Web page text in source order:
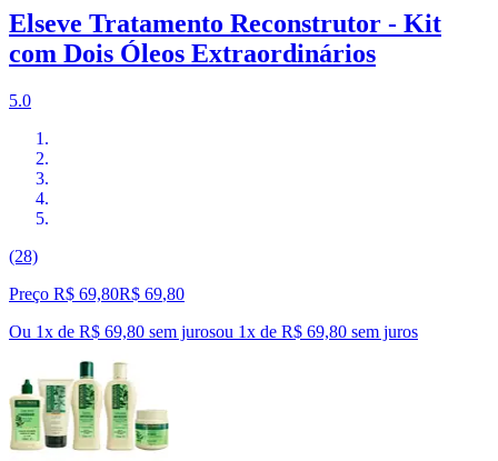
Elseve Tratamento Reconstrutor - Kit
com Dois Óleos Extraordinários
5.0
(28)
Preço R$ 69,80R$ 69,80
Ou 1x de R$ 69,80 sem jurosou 1x de R$ 69,80 sem juros